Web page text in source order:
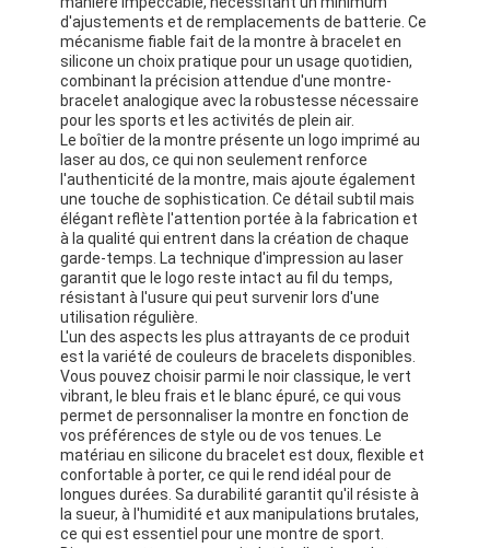
À la maison
Produits
d'ajustements et de remplacements de batterie. Ce
mécanisme fiable fait de la montre à bracelet en
silicone un choix pratique pour un usage quotidien,
combinant la précision attendue d'une montre-
bracelet analogique avec la robustesse nécessaire
pour les sports et les activités de plein air.
Le boîtier de la montre présente un logo imprimé au
laser au dos, ce qui non seulement renforce
l'authenticité de la montre, mais ajoute également
une touche de sophistication. Ce détail subtil mais
élégant reflète l'attention portée à la fabrication et
à la qualité qui entrent dans la création de chaque
garde-temps. La technique d'impression au laser
garantit que le logo reste intact au fil du temps,
résistant à l'usure qui peut survenir lors d'une
utilisation régulière.
L'un des aspects les plus attrayants de ce produit
est la variété de couleurs de bracelets disponibles.
Vous pouvez choisir parmi le noir classique, le vert
vibrant, le bleu frais et le blanc épuré, ce qui vous
permet de personnaliser la montre en fonction de
vos préférences de style ou de vos tenues. Le
matériau en silicone du bracelet est doux, flexible et
confortable à porter, ce qui le rend idéal pour de
longues durées. Sa durabilité garantit qu'il résiste à
la sueur, à l'humidité et aux manipulations brutales,
ce qui est essentiel pour une montre de sport.